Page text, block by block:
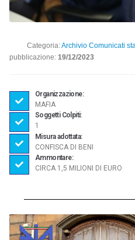
Categoria:Archivio Comunicati
pubblicazione: 19/12/2023
Organizzazione:
MAFIA
Soggetti Colpiti:
1
Misura adottata:
CONFISCA DI BENI
Ammontare:
CIRCA 1,5 MILIONI DI EURO